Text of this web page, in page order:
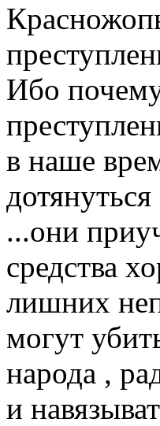
Ибо
в наше
...они
средства
лишних
могут
народа ,
и